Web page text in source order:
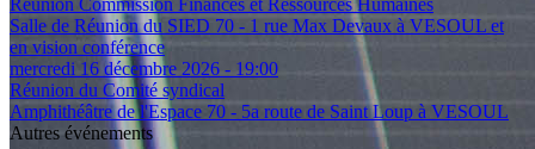
Réunion Commission Finances et Ressources Humaines
Salle de Réunion du SIED 70 - 1 rue Max Devaux à VESOUL et
en vision conférence
mercredi 16 décembre 2026 - 19:00
Réunion du Comité syndical
Amphithéâtre de l'Espace 70 - 5a route de Saint Loup à VESOUL
Autres événements